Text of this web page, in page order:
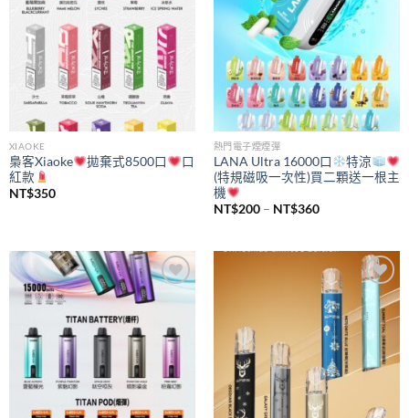
XIAOKE
梟客Xiaoke 拋棄式8500口
口
紅款
NT$350
熱門電子煙煙彈
LANA Ultra 16000口
特涼
(特規磁吸一次性)買二顆送一根主
機
NT$200 – NT$360價
NT$200
到
NT$360
Add to
Add to
wishlist